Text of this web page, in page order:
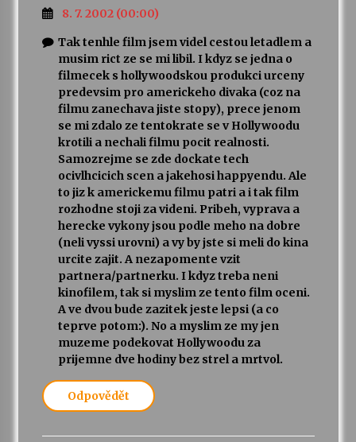
8. 7. 2002 (00:00)
Tak tenhle film jsem videl cestou letadlem a
musim rict ze se mi libil. I kdyz se jedna o
filmecek s hollywoodskou produkci urceny
predevsim pro americkeho divaka (coz na
filmu zanechava jiste stopy), prece jenom
se mi zdalo ze tentokrate se v Hollywoodu
krotili a nechali filmu pocit realnosti.
Samozrejme se zde dockate tech
ocivlhcicich scen a jakehosi happyendu. Ale
to jiz k americkemu filmu patri a i tak film
rozhodne stoji za videni. Pribeh, vyprava a
herecke vykony jsou podle meho na dobre
(neli vyssi urovni) a vy by jste si meli do kina
urcite zajit. A nezapomente vzit
partnera/partnerku. I kdyz treba neni
kinofilem, tak si myslim ze tento film oceni.
A ve dvou bude zazitek jeste lepsi (a co
teprve potom:). No a myslim ze my jen
muzeme podekovat Hollywoodu za
prijemne dve hodiny bez strel a mrtvol.
Odpovědět